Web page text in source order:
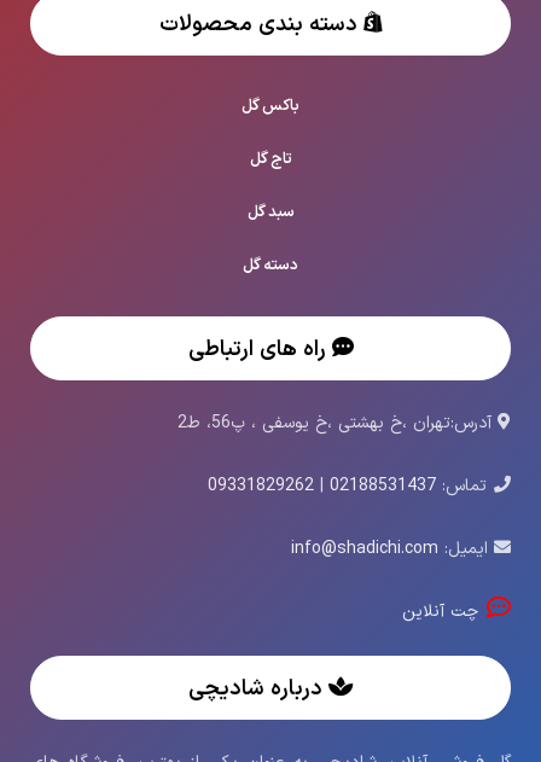
دسته بندی محصولات
باکس گل
تاج گل
سبد گل
دسته گل
راه های ارتباطی
آدرس:تهران ،خ بهشتی ،خ یوسفی ، پ56، ط2
تماس: 02188531437
|
09331829262
ایمیل: info@shadichi.com
چت آنلاین
درباره شادیچی